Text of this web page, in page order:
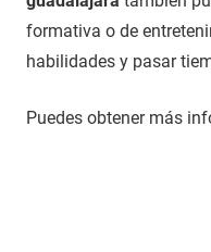
formativa o de
habilidades y pasar
Puedes obtener más